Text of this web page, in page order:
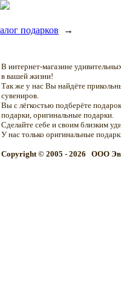
подарков →
В интернет-магазине
в вашей жизни!
Так же у нас Вы найдёте
сувениров.
Вы с лёгкостью подберёте
подарки, оригинальные подарки.
Сделайте себе и своим близким
У нас только оригинальные
Copyright © 2005 - 2026 OOO